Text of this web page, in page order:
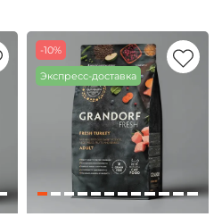
-10%
Экспресс-доставка